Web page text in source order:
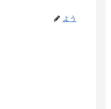
よう